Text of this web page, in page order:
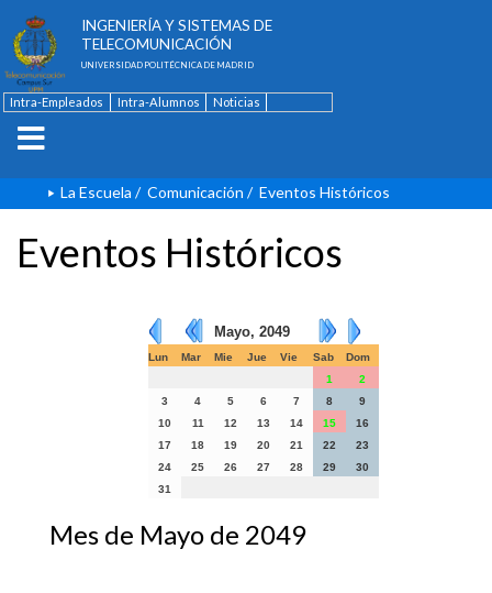
INGENIERÍA Y SISTEMAS DE
TELECOMUNICACIÓN
UNIVERSIDAD POLITÉCNICA DE MADRID
Intra-Empleados Intra-Alumnos
Noticias
La Escuela / Comunicación / Eventos Históricos
Eventos Históricos
Mayo, 2049
Lun Mar Mie Jue Vie Sab
Dom
1
2
3
4 5 6 7 8
9
10
11 12 13 14 15
16
17
18 19 20 21 22
23
24
25 26 27 28 29
30
31
Mes de Mayo de 2049